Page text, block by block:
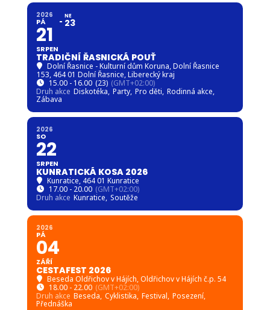
2026
PÁ
21
SRPEN
NE
23
TRADIČNÍ ŘASNICKÁ POUŤ
Dolní Řasnice - Kulturní dům Koruna, Dolní Řasnice
153, 464 01 Dolní Řasnice, Liberecký kraj
15.00 - 16.00 (23) (GMT+02:00)
Druh akce Diskotéka, Party, Pro děti, Rodinná akce,
Zábava
2026
SO
22
SRPEN
KUNRATICKÁ KOSA 2026
Kunratice, 464 01 Kunratice
17.00 - 20.00 (GMT+02:00)
Druh akce Kunratice, Soutěže
2026
PÁ
04
ZÁŘÍ
CESTAFEST 2026
Beseda Oldřichov v Hájích, Oldřichov v Hájích č.p. 54
18.00 - 22.00 (GMT+02:00)
Druh akce Beseda, Cyklistika, Festival, Posezení,
Přednáška